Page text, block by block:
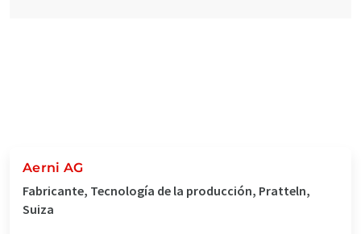
Aerni AG
Fabricante, Tecnología de la producción, Pratteln,
Suiza